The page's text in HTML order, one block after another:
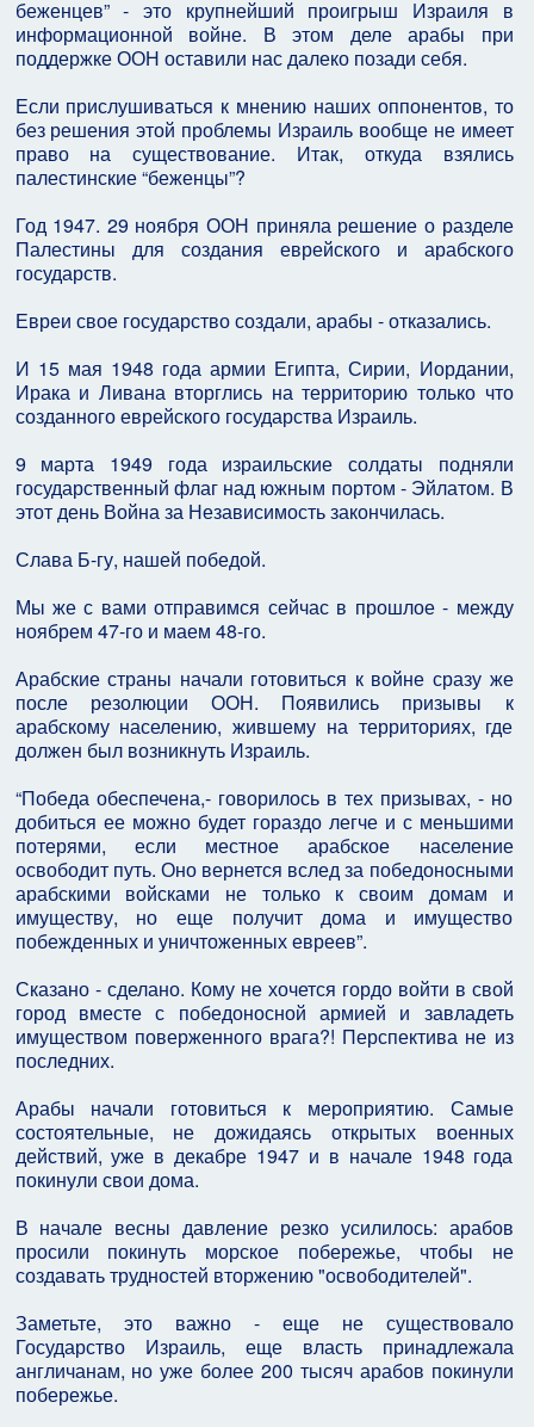
беженцев” - это крупнейший проигрыш Израиля в
информационной войне. В этом деле арабы при
поддержке ООН оставили нас далеко позади себя.
Если прислушиваться к мнению наших оппонентов, то
без решения этой проблемы Израиль вообще не имеет
право на существование. Итак, откуда взялись
палестинские “беженцы”?
Год 1947. 29 ноября ООН приняла решение о разделе
Палестины для создания еврейского и арабского
государств.
Евреи свое государство создали, арабы - отказались.
И 15 мая 1948 года армии Египта, Сирии, Иордании,
Ирака и Ливана вторглись на территорию только что
созданного еврейского государства Израиль.
9 марта 1949 года израильские солдаты подняли
государственный флаг над южным портом - Эйлатом. В
этот день Война за Независимость закончилась.
Слава Б-гу, нашей победой.
Мы же с вами отправимся сейчас в прошлое - между
ноябрем 47-го и маем 48-го.
Арабские страны начали готовиться к войне сразу же
после резолюции ООН. Появились призывы к
арабскому населению, жившему на территориях, где
должен был возникнуть Израиль.
“Победа обеспечена,- говорилось в тех призывах, - но
добиться ее можно будет гораздо легче и с меньшими
потерями, если местное арабское население
освободит путь. Оно вернется вслед за победоносными
арабскими войсками не только к своим домам и
имуществу, но еще получит дома и имущество
побежденных и уничтоженных евреев”.
Сказано - сделано. Кому не хочется гордо войти в свой
город вместе с победоносной армией и завладеть
имуществом поверженного врага?! Перспектива не из
последних.
Арабы начали готовиться к мероприятию. Самые
состоятельные, не дожидаясь открытых военных
действий, уже в декабре 1947 и в начале 1948 года
покинули свои дома.
В начале весны давление резко усилилось: арабов
просили покинуть морское побережье, чтобы не
создавать трудностей вторжению "освободителей".
Заметьте, это важно - еще не существовало
Государство Израиль, еще власть принадлежала
англичанам, но уже более 200 тысяч арабов покинули
побережье.